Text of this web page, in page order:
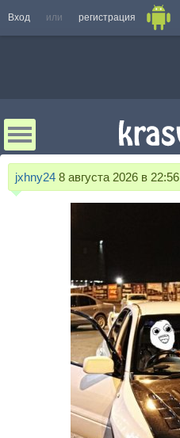
Вход или регистрация
jxhny24 8 августа 2026 в 22:56